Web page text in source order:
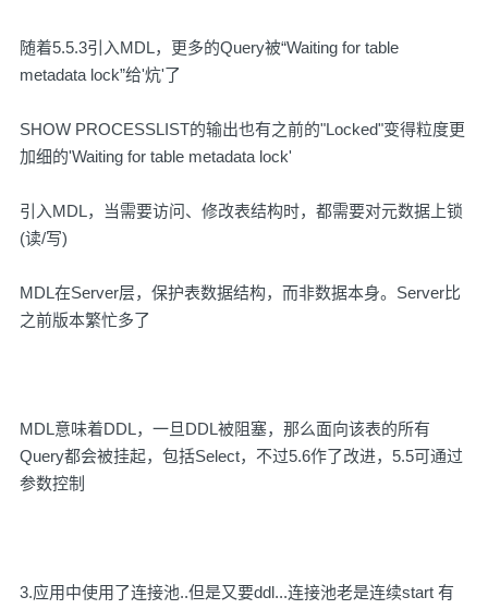
随着5.5.3引入MDL，更多的Query被“Waiting for table
metadata lock”给'炕'了
SHOW PROCESSLIST的输出也有之前的"Locked"变得粒度更
加细的'Waiting for table metadata lock'
引入MDL，当需要访问、修改表结构时，都需要对元数据上锁
(读/写)
MDL在Server层，保护表数据结构，而非数据本身。Server比
之前版本繁忙多了
MDL意味着DDL，一旦DDL被阻塞，那么面向该表的所有
Query都会被挂起，包括Select，不过5.6作了改进，5.5可通过
参数控制
3.应用中使用了连接池..但是又要ddl...连接池老是连续start 有